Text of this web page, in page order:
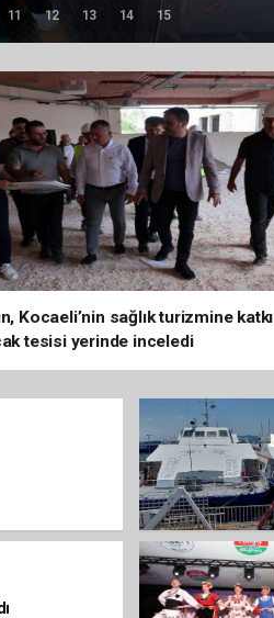
11 12 13 14 15
Kocaeli’nin sağlık turizmine katkı
tesisi yerinde inceledi